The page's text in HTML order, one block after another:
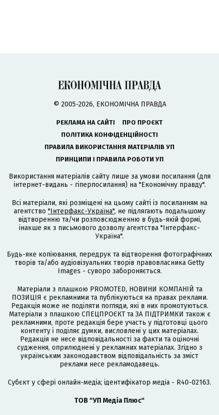
© 2005-2026, ЕКОНОМІЧНА ПРАВДА
РЕКЛАМА НА САЙТІ
ПРО ПРОЄКТ
ПОЛІТИКА КОНФІДЕНЦІЙНОСТІ
ПРАВИЛА ВИКОРИСТАННЯ МАТЕРІАЛІВ УП
ПРИНЦИПИ І ПРАВИЛА РОБОТИ УП
Використання матеріалів сайту лише за умови посилання (для
інтернет-видань - гіперпосилання) на "Економічну правду".
Всі матеріали, які розміщені на цьому сайті із посиланням на
агентство "Інтерфакс-Україна", не підлягають подальшому
відтворенню та/чи розповсюдженню в будь-якій формі,
інакше як з письмового дозволу агентства "Інтерфакс-
Україна".
Будь-яке копіювання, передрук та відтворення фотографічних
творів та/або аудіовізуальних творів правовласника Getty
Images - суворо забороняється.
Матеріали з плашкою PROMOTED, НОВИНИ КОМПАНІЙ та
ПОЗИЦІЯ є рекламними та публікуються на правах реклами.
Редакція може не поділяти погляди, які в них промотуються.
Матеріали з плашкою СПЕЦПРОЄКТ та ЗА ПІДТРИМКИ також є
рекламними, проте редакція бере участь у підготовці цього
контенту і поділяє думки, висловлені у цих матеріалах.
Редакція не несе відповідальності за факти та оціночні
судження, оприлюднені у рекламних матеріалах. Згідно з
українським законодавством відповідальність за зміст
реклами несе рекламодавець.
Cубєкт у сфері онлайн-медіа; ідентифікатор медіа - R40-02163.
ТОВ "УП Медіа Плюс"